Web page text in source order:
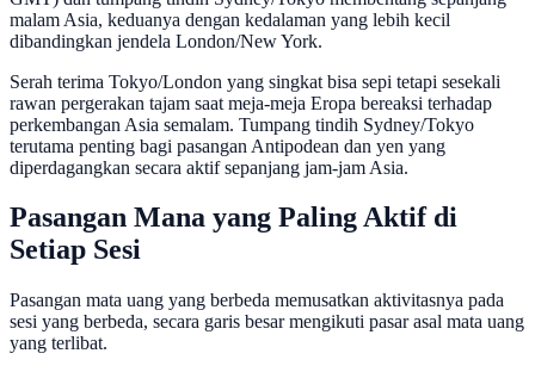
malam Asia, keduanya dengan kedalaman yang lebih kecil
dibandingkan jendela London/New York.
Serah terima Tokyo/London yang singkat bisa sepi tetapi sesekali
rawan pergerakan tajam saat meja-meja Eropa bereaksi terhadap
perkembangan Asia semalam. Tumpang tindih Sydney/Tokyo
terutama penting bagi pasangan Antipodean dan yen yang
diperdagangkan secara aktif sepanjang jam-jam Asia.
Pasangan Mana yang Paling Aktif di
Setiap Sesi
Pasangan mata uang yang berbeda memusatkan aktivitasnya pada
sesi yang berbeda, secara garis besar mengikuti pasar asal mata uang
yang terlibat.